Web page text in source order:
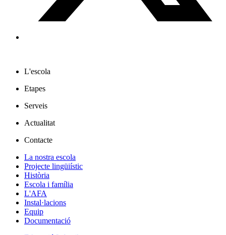
L'escola
Etapes
Serveis
Actualitat
Contacte
La nostra escola
Projecte lingüiístic
Història
Escola i família
L'AFA
Instal·lacions
Equip
Documentació